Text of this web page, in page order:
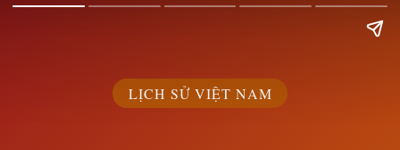
LỊCH SỬ VIỆT NAM